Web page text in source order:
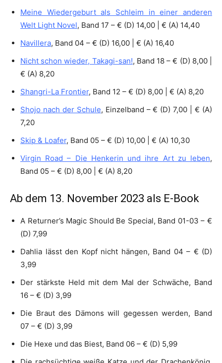
Meine Wiedergeburt als Schleim in einer anderen
Welt Light Novel, Band 17 – € (D) 14,00 | € (A) 14,40
Navillera, Band 04 – € (D) 16,00 | € (A) 16,40
Nicht schon wieder, Takagi-san!, Band 18 – € (D) 8,00 |
€ (A) 8,20
Shangri-La Frontier, Band 12 – € (D) 8,00 | € (A) 8,20
Shojo nach der Schule, Einzelband – € (D) 7,00 | € (A)
7,20
Skip & Loafer, Band 05 – € (D) 10,00 | € (A) 10,30
Virgin Road – Die Henkerin und ihre Art zu leben,
Band 05 – € (D) 8,00 | € (A) 8,20
Ab dem 13. November 2023 als E-Book
A Returner’s Magic Should Be Special, Band 01-03 – €
(D) 7,99
Dahlia lässt den Kopf nicht hängen, Band 04 – € (D)
3,99
Der stärkste Held mit dem Mal der Schwäche, Band
16 – € (D) 3,99
Die Braut des Dämons will gegessen werden, Band
07 – € (D) 3,99
Die Hexe und das Biest, Band 06 – € (D) 5,99